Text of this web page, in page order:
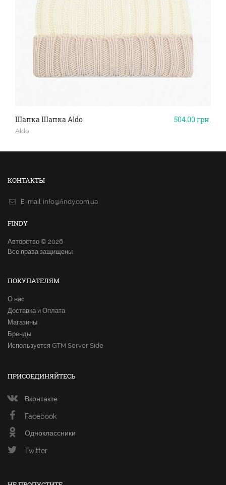
504.00грн.
Шапка Шапка Aldo
Aldo
КОНТАКТЫ
E-mail. info@findy.com.ua
FINDY
Авторство © 2026
Все права защищены.
ПОКУПАТЕЛЯМ
О нас
Доставка и Оплата
Магазины
Бренды
Используется GTM Server Side
ПРИСОЕДИНЯЙТЕСЬ
Вконтакте
Facebook
Одноклассники
Twitter